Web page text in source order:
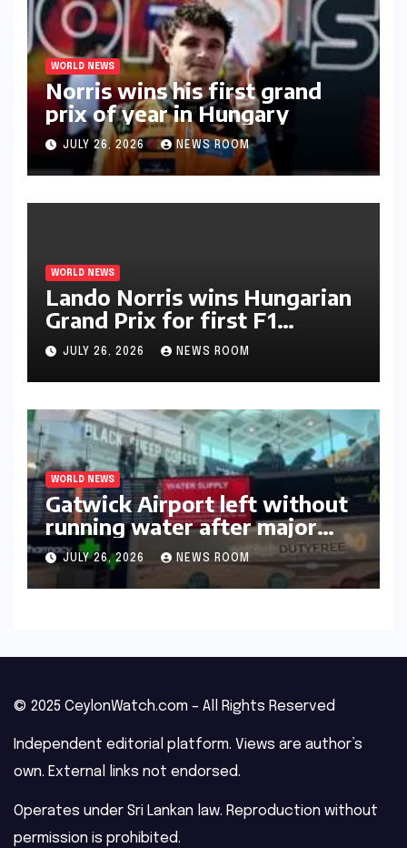
WORLD NEWS
Norris wins his first grand
prix of year in Hungary​​
JULY 26, 2026 NEWS ROOM
WORLD NEWS
Lando Norris wins Hungarian
Grand Prix for first F1
triumph in 2026​​
JULY 26, 2026 NEWS ROOM
WORLD NEWS
Gatwick Airport left without
running water after major
outage​​
JULY 26, 2026 NEWS ROOM
© 2025 CeylonWatch.com – All Rights Reserved
Independent editorial platform. Views are author’s
own. External links not endorsed.
Operates under Sri Lankan law. Reproduction without
permission is prohibited.